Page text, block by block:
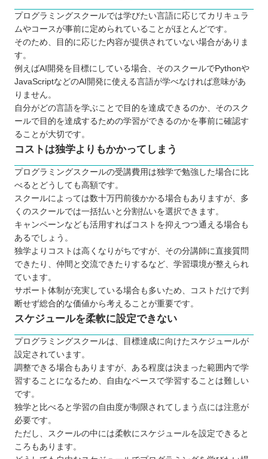
プログラミングスクールでは学びたい言語に応じてカリキュラ
ムやコースが事前に定められていることがほとんどです。
そのため、目的に応じた内容が提供されていない場合がありま
す。
例えばAI開発を目標にしている場合、そのスクールでPythonや
JavaScriptなどのAI開発に使える言語が学べなければ意味があ
りません。
自分がどの言語を学ぶことで目的を達成できるのか、そのスク
ールで目的を達成するための学習ができるのかを事前に確認す
ることが大切です。
コストは独学よりもかかってしまう
プログラミングスクールの受講費用は独学で勉強した場合に比
べるとどうしても高額です。
スクールによっては数十万円前後かかる場合もありますが、多
くのスクールでは一括払いと分割払いを選択できます。
キャンペーンなども活用すればコストを抑えつつ通える場合も
あるでしょう。
独学よりコストは高くなりがちですが、その分講師に直接質問
できたり、仲間と交流できたりするなど、学習環境が整えられ
ています。
サポート体制が充実している場合も多いため、コストだけで判
断せず総合的な価値から考えることが重要です。
スケジュールを柔軟に設定できない
プログラミングスクールは、目標達成に向けたスケジュールが
設定されています。
調整できる場合もありますが、ある程度は決まった範囲内で学
習することになるため、自由なペースで学習することは難しい
です。
独学と比べると学習の自由度が制限されてしまう点には注意が
必要です。
ただし、スクールの中には柔軟にスケジュールを設定できると
ころもあります。